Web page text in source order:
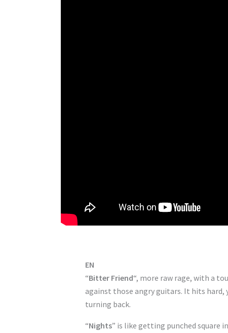
EN
“Bitter Friend“, more raw rage, with a
against those angry guitars. It hits hard,
turning back.
“Nights” is like getting punched square